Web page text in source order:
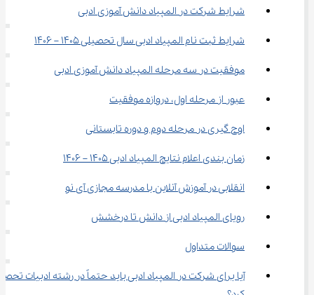
شرایط شرکت در المپیاد دانش آموزی ادبی
شرایط ثبت نام المپیاد ادبی سال تحصیلی 1405 – 1406
موفقیت در سه مرحله المپیاد دانش آموزی ادبی
عبور از مرحله اول، دروازه موفقیت
اوج‌ گیری در مرحله دوم و دوره تابستانی
زمان‌ بندی اعلام نتایج المپیاد ادبی 1405 – 1406
انقلابی در آموزش آنلاین با مدرسه مجازی آی نو
رویای المپیاد ادبی از دانش تا درخشش
سوالات متداول
آیا برای شرکت در المپیاد ادبی باید حتماً در رشته ادبیات